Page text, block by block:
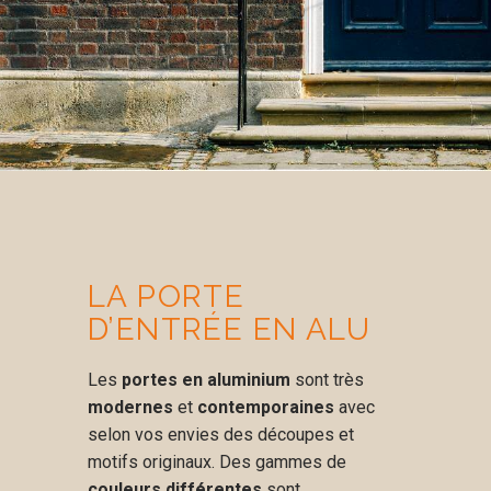
LA PORTE
D’ENTRÉE EN ALU
Les portes en aluminium sont très
modernes et contemporaines avec
selon vos envies des découpes et
motifs originaux. Des gammes de